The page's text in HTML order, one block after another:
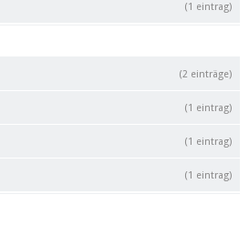
(1 eintrag)
(2 einträge)
(1 eintrag)
(1 eintrag)
(1 eintrag)